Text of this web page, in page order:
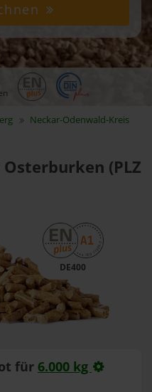
Neckar-Odenwald-Kreis
(PLZ
DE400
für 6.000 kg